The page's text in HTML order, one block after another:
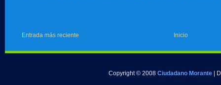
Entrada más reciente Inicio
Copyright © 2008 Ciudadano Morante |